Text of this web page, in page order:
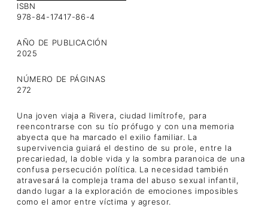
ISBN
978-84-17417-86-4
AÑO DE PUBLICACIÓN
2025
NÚMERO DE PÁGINAS
272
Una joven viaja a Rivera, ciudad limítrofe, para
reencontrarse con su tío prófugo y con una memoria
abyecta que ha marcado el exilio familiar. La
supervivencia guiará el destino de su prole, entre la
precariedad, la doble vida y la sombra paranoica de una
confusa persecución política. La necesidad también
atravesará la compleja trama del abuso sexual infantil,
dando lugar a la exploración de emociones imposibles
como el amor entre víctima y agresor.